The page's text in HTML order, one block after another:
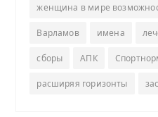
женщина в мире
Варламов имена
сборы АПК
расширяя горизонты